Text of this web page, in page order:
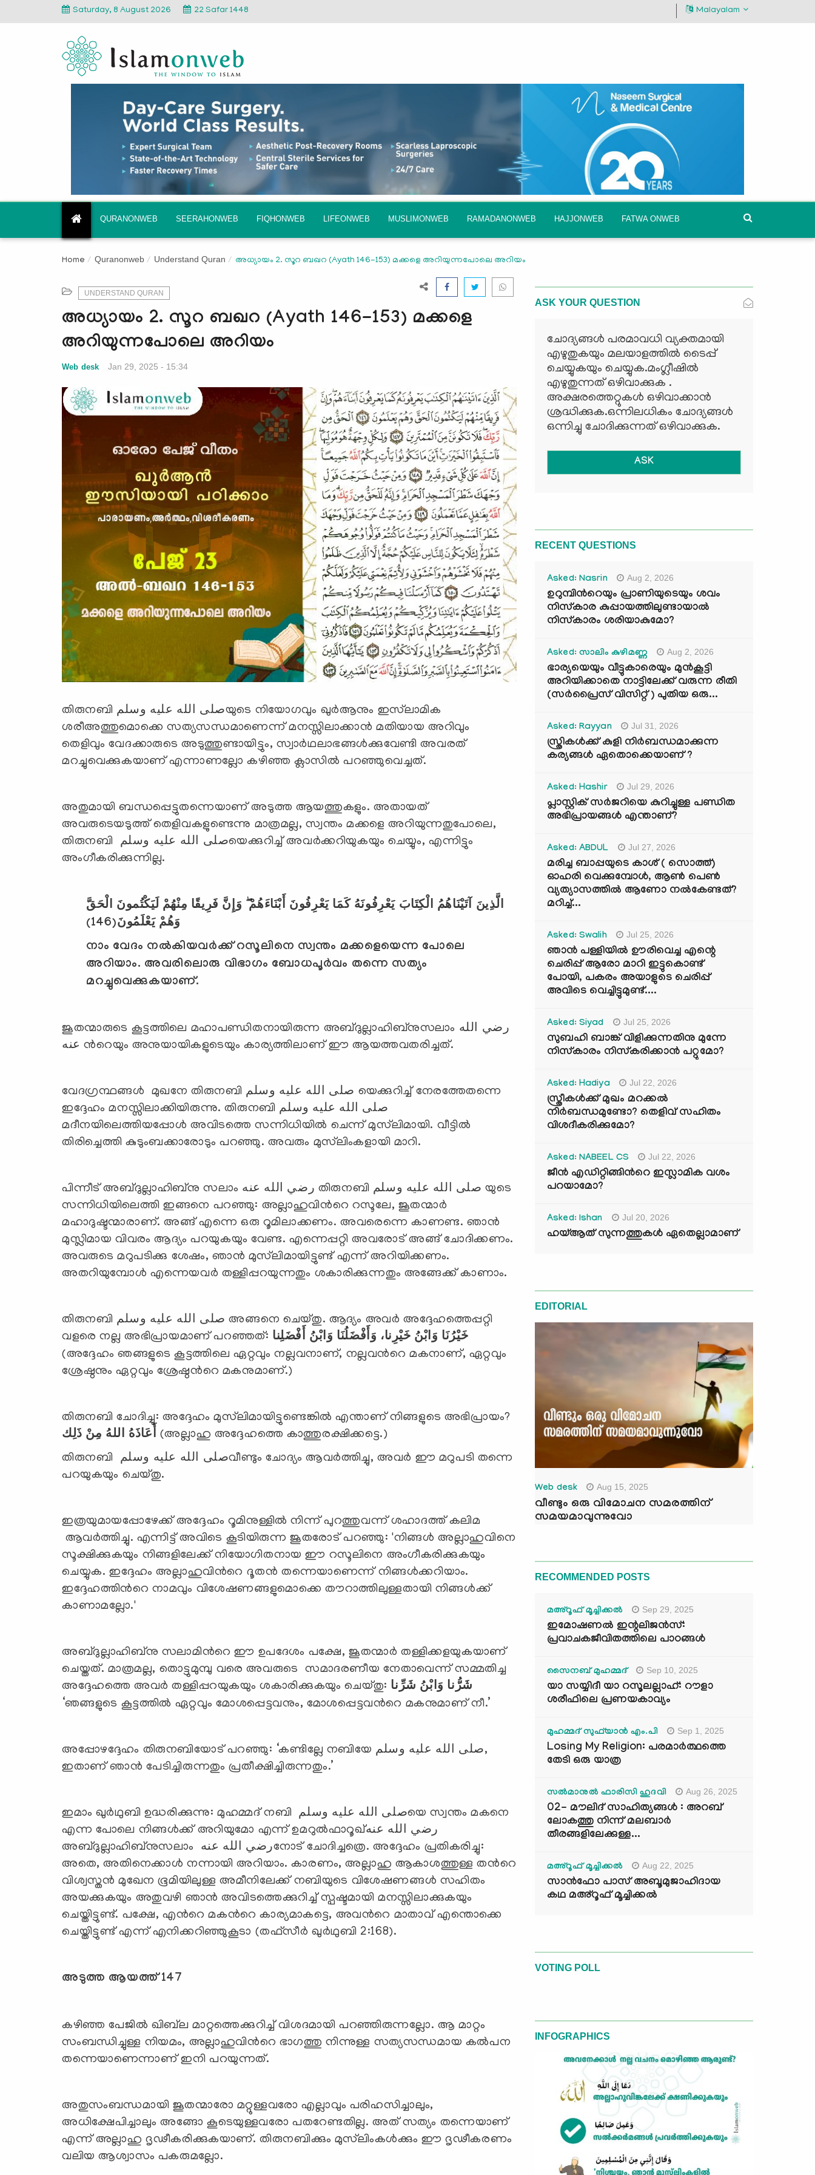
Saturday, 8 August 2026 22 Safar 1448 Malayalam
QURANONWEB SEERAHONWEB FIQHONWEB LIFEONWEB MUSLIMONWEB RAMADANONWEB HAJJONWEB FATWA ONWEB
Home Quranonweb Understand Quran അധ്യായം 2. സൂറ ബഖറ (Ayath 146-153) മക്കളെ അറിയുന്നപോലെ അറിയം
UNDERSTAND QURAN
അധ്യായം 2. സൂറ ബഖറ (Ayath 146-153) മക്കളെ
അറിയുന്നപോലെ അറിയം
Web desk Jan 29, 2025 - 15:34
തിരുനബി صلى الله عليه وسلمയുടെ നിയോഗവും ഖുര്‍ആനും ഇസ്‌ലാമിക
ശരീഅത്തുമൊക്കെ സത്യസന്ധമാണെന്ന് മനസ്സിലാക്കാന്‍ മതിയായ അറിവും
തെളിവും വേദക്കാരുടെ അടുത്തുണ്ടായിട്ടും, സ്വാര്‍ഥലാഭങ്ങള്‍ക്കുവേണ്ടി അവരത്
മറച്ചുവെക്കുകയാണ് എന്നാണല്ലോ കഴിഞ്ഞ ക്ലാസില്‍ പറഞ്ഞുവെച്ചത്.
അതുമായി ബന്ധപ്പെട്ടുതന്നെയാണ് അടുത്ത ആയത്തുകളും. അതായത്
അവരുടെയടുത്ത് തെളിവകളുണ്ടെന്നു മാത്രമല്ല, സ്വന്തം മക്കളെ അറിയുന്നതുപോലെ,
തിരുനബി صلى الله عليه وسلمയെക്കുറിച്ച് അവര്‍ക്കറിയുകയും ചെയ്യും, എന്നിട്ടും
അംഗീകരിക്കുന്നില്ല.
الَّذِينَ آتَيْنَاهُمُ الْكِتَابَ يَعْرِفُونَهُ كَمَا يَعْرِفُونَ أَبْنَاءَهُمْ ۖ وَإِنَّ فَرِيقًا مِنْهُمْ لَيَكْتُمونَ الْحَقَّ
وَهُمْ يَعْلَمُونَ(146)
നാം വേദം നല്‍കിയവര്‍ക്ക് റസൂലിനെ സ്വന്തം മക്കളെയെന്ന പോലെ
അറിയാം. അവരിലൊരു വിഭാഗം ബോധപൂര്‍വം തന്നെ സത്യം
മറച്ചുവെക്കുകയാണ്.
ജൂതന്മാരുടെ കൂട്ടത്തിലെ മഹാപണ്ഡിതനായിരുന്ന അബ്ദുല്ലാഹിബ്‌നുസലാം رضي الله
عنه ന്‍റെയും അനുയായികളുടെയും കാര്യത്തിലാണ് ഈ ആയത്തവതരിച്ചത്.
വേദഗ്രന്ഥങ്ങള്‍ മുഖനേ തിരുനബി صلى الله عليه وسلم യെക്കുറിച്ച് നേരത്തേതന്നെ
ഇദ്ദേഹം മനസ്സിലാക്കിയിരുന്നു. തിരുനബി صلى الله عليه وسلم
മദീനയിലെത്തിയപ്പോള്‍ അവിടത്തെ സന്നിധിയില്‍ ചെന്ന് മുസ്‍ലിമായി. വീട്ടില്‍
തിരിച്ചെത്തി കുടുംബക്കാരോടും പറഞ്ഞു. അവരും മുസ്‍ലിംകളായി മാറി.
പിന്നീട് അബ്ദുല്ലാഹിബ്നു സലാം رضي الله عنه തിരുനബി صلى الله عليه وسلم യുടെ
സന്നിധിയിലെത്തി ഇങ്ങനെ പറഞ്ഞു: അല്ലാഹുവിന്‍റെ റസൂലേ, ജൂതന്മാര്‍
മഹാദുഷ്ടന്മാരാണ്. അങ്ങ് എന്നെ ഒരു റൂമിലാക്കണം. അവരെന്നെ കാണണ്ട. ഞാന്‍
മുസ്ലിമായ വിവരം ആദ്യം പറയുകയും വേണ്ട. എന്നെപ്പറ്റി അവരോട് അങ്ങ് ചോദിക്കണം.
അവരുടെ മറുപടിക്കു ശേഷം, ഞാന്‍ മുസ്‌ലിമായിട്ടുണ്ട് എന്ന് അറിയിക്കണം.
അതറിയുമ്പോള്‍ എന്നെയവര്‍ തള്ളിപ്പറയുന്നതും ശകാരിക്കുന്നതും അങ്ങേക്ക് കാണാം.
തിരുനബി صلى الله عليه وسلم അങ്ങനെ ചെയ്തു. ആദ്യം അവര്‍ അദ്ദേഹത്തെപ്പറ്റി
വളരെ നല്ല അഭിപ്രായമാണ് പറഞ്ഞത്: خَيْرُنَا وَابْنُ خَيْرِنا، وَأَفْضَلُنَا وَابْنُ أَفْضَلِنا
(അദ്ദേഹം ഞങ്ങളുടെ കൂട്ടത്തിലെ ഏറ്റവും നല്ലവനാണ്, നല്ലവന്‍റെ മകനാണ്, ഏറ്റവും
ശ്രേഷ്ഠനും ഏറ്റവും ശ്രേഷ്ഠന്‍റെ മകനുമാണ്.)
തിരുനബി ചോദിച്ചു: അദ്ദേഹം മുസ്‍ലിമായിട്ടുണ്ടെങ്കില്‍ എന്താണ് നിങ്ങളുടെ അഭിപ്രായം?
أَعَاذَهُ اللهُ مِنْ ذَلِك (അല്ലാഹു അദ്ദേഹത്തെ കാത്തുരക്ഷിക്കട്ടെ.)
തിരുനബി صلى الله عليه وسلمവീണ്ടും ചോദ്യം ആവര്‍ത്തിച്ചു, അവര്‍ ഈ മറുപടി തന്നെ
പറയുകയും ചെയ്തു.
ഇത്രയുമായപ്പോഴേക്ക് അദ്ദേഹം റൂമിനുള്ളില്‍‌ നിന്ന് പുറത്തുവന്ന് ശഹാദത്ത് കലിമ
ആവര്‍ത്തിച്ചു. എന്നിട്ട് അവിടെ കൂടിയിരുന്ന ജൂതരോട് പറഞ്ഞു: 'നിങ്ങള്‍ അല്ലാഹുവിനെ
സൂക്ഷിക്കുകയും നിങ്ങളിലേക്ക് നിയോഗിതനായ ഈ റസൂലിനെ അംഗീകരിക്കുകയും
ചെയ്യുക. ഇദ്ദേഹം അല്ലാഹുവിന്‍റെ ദൂതന്‍ തന്നെയാണെന്ന് നിങ്ങള്‍ക്കറിയാം.
ഇദ്ദേഹത്തിന്‍റെ നാമവും വിശേഷണങ്ങളുമൊക്കെ തൗറാത്തിലുള്ളതായി നിങ്ങള്‍ക്ക്
കാണാമല്ലോ.'
അബ്ദുല്ലാഹിബ്നു സലാമിന്‍റെ ഈ ഉപദേശം പക്ഷേ, ജൂതന്മാര്‍ തള്ളിക്കളയുകയാണ്
ചെയ്തത്. മാത്രമല്ല, തൊട്ടുമുമ്പു വരെ അവരുടെ സമാദരണീയ നേതാവെന്ന് സമ്മതിച്ച
അദ്ദേഹത്തെ അവര്‍ തള്ളിപ്പറയുകയും ശകാരിക്കുകയും ചെയ്തു: شَرُّنا وَابْنُ شَرِّنا
‘ഞങ്ങളുടെ കൂട്ടത്തില്‍ ഏറ്റവും മോശപ്പെട്ടവനും, മോശപ്പെട്ടവന്‍റെ മകനുമാണ് നീ.’
അപ്പോഴദ്ദേഹം തിരുനബിയോട് പറഞ്ഞു: ‘കണ്ടില്ലേ നബിയേ صلى الله عليه وسلم,
ഇതാണ് ഞാന്‍ പേടിച്ചിരുന്നതും പ്രതീക്ഷിച്ചിരുന്നതും.’
ഇമാം ഖുര്‍ഥുബി ഉദ്ധരിക്കുന്നു: മുഹമ്മദ് നബി صلى الله عليه وسلمയെ സ്വന്തം മകനെ
എന്ന പോലെ നിങ്ങള്‍ക്ക് അറിയുമോ എന്ന് ഉമറുല്‍ഫാറൂഖ്رضي الله عنه
അബ്ദുല്ലാഹിബ്‌നുസലാം رضي الله عنهനോട് ചോദിച്ചത്രെ. അദ്ദേഹം പ്രതികരിച്ചു:
അതെ, അതിനെക്കാള്‍ നന്നായി അറിയാം. കാരണം, അല്ലാഹു ആകാശത്തുള്ള തന്‍റെ
വിശ്വസ്തന്‍ മുഖേന ഭൂമിയിലുള്ള അമീനിലേക്ക് നബിയുടെ വിശേഷണങ്ങള്‍ സഹിതം
അയക്കുകയും അതുവഴി ഞാന്‍ അവിടത്തെക്കുറിച്ച് സ്പഷ്ടമായി മനസ്സിലാക്കുകയും
ചെയ്തിട്ടുണ്ട്. പക്ഷേ, എന്‍റെ മകന്‍റെ കാര്യമാകട്ടെ, അവന്‍റെ മാതാവ് എന്തൊക്കെ
ചെയ്തിട്ടുണ്ട് എന്ന് എനിക്കറിഞ്ഞുകൂടാ (തഫ്‌സീര്‍ ഖുര്‍ഥുബി 2:168).
അടുത്ത ആയത്ത് 147
കഴിഞ്ഞ പേജില്‍ ഖിബ്‍ല മാറ്റത്തെക്കുറിച്ച് വിശദമായി പറഞ്ഞിരുന്നല്ലോ. ആ മാറ്റം
സംബന്ധിച്ചുള്ള നിയമം, അല്ലാഹുവിന്‍റെ ഭാഗത്തു നിന്നുള്ള സത്യസന്ധമായ കല്‍പന
തന്നെയാണെന്നാണ് ഇനി പറയുന്നത്.
അതുസംബന്ധമായി ജൂതന്മാരോ മറ്റുള്ളവരോ എല്ലാവും പരിഹസിച്ചാലും,
അധിക്ഷേപിച്ചാലും അങ്ങോ കൂടെയുള്ളവരോ പതറേണ്ടതില്ല. അത് സത്യം തന്നെയാണ്
എന്ന് അല്ലാഹു ദൃഢീകരിക്കുകയാണ്. തിരുനബിക്കും മുസ്‍ലിംകള്‍ക്കും ഈ ദൃഢീകരണം
വലിയ ആശ്വാസം പകരുമല്ലോ.
ASK YOUR QUESTION
ചോദ്യങ്ങള്‍ പരമാവധി വ്യക്തമായി
എഴുതുകയും മലയാളത്തില്‍ ടൈപ്പ്
ചെയ്യുകയും ചെയ്യുക.മംഗ്ലീഷില്‍
എഴുതുന്നത് ഒഴിവാക്കുക .
അക്ഷരത്തെറ്റുകള്‍ ഒഴിവാക്കാന്‍
ശ്രദ്ധിക്കുക.ഒന്നിലധികം ചോദ്യങ്ങള്‍
ഒന്നിച്ചു ചോദിക്കുന്നത് ഒഴിവാക്കുക.
ASK
RECENT QUESTIONS
Asked: Nasrin Aug 2, 2026
ഉറുമ്പിന്‍റെയും പ്രാണിയുടെയും ശവം
നിസ്കാര കുപ്പായത്തിലുണ്ടായാൽ
നിസ്കാരം ശരിയാകുമോ?
Asked: സാലിം കുഴിമണ്ണ Aug 2, 2026
ഭാര്യയെയും വീട്ടുകാരെയും മുൻകൂട്ടി
അറിയിക്കാതെ നാട്ടിലേക്ക് വരുന്ന രീതി
(സർപ്രൈസ് വിസിറ്റ് ) പുതിയ ഒരു...
Asked: Rayyan Jul 31, 2026
സ്ത്രികൾക്ക് കുളി നിർബന്ധമാക്കുന്ന
കര്യങ്ങൾ ഏതൊക്കെയാണ് ?
Asked: Hashir Jul 29, 2026
പ്ലാസ്റ്റിക് സർജറിയെ കുറിച്ചുള്ള പണ്ഡിത
അഭിപ്രായങ്ങൾ എന്താണ്?
Asked: ABDUL Jul 27, 2026
മരിച്ച ബാപ്പയുടെ കാശ് ( സൊത്ത്)
ഓഹരി വെക്കുമ്പോൾ, ആണ്‍ പെണ്‍
വ്യത്യാസത്തില്‍ ആണോ നല്‍കേണ്ടത്?
മറിച്ച്...
Asked: Swalih Jul 25, 2026
ഞാൻ പള്ളിയിൽ ഊരിവെച്ച എന്റെ
ചെരിപ്പ് ആരോ മാറി ഇട്ടുകൊണ്ട്
പോയി, പകരം അയാളുടെ ചെരിപ്പ്
അവിടെ വെച്ചിട്ടുമുണ്ട്....
Asked: Siyad Jul 25, 2026
സുബഹി ബാങ്ക് വിളിക്കുന്നതിനു മുന്നേ
നിസ്കാരം നിസ്കരിക്കാൻ പറ്റുമോ?
Asked: Hadiya Jul 22, 2026
സ്ത്രീകൾക്ക് മുഖം മറക്കൽ
നിർബന്ധമുണ്ടോ? തെളിവ് സഹിതം
വിശദീകരിക്കുമോ?
Asked: NABEEL CS Jul 22, 2026
ജീൻ എഡിറ്റിങ്ങിന്‍റെ ഇസ്ലാമിക വശം
പറയാമോ?
Asked: Ishan Jul 20, 2026
ഹയ്ആത് സുന്നത്തുകൾ ഏതെല്ലാമാണ്
EDITORIAL
Web desk Aug 15, 2025
വീണ്ടും ഒരു വിമോചന സമരത്തിന്
സമയമാവുന്നുവോ
RECOMMENDED POSTS
മഅ്റൂഫ് മൂച്ചിക്കല്‍ Sep 29, 2025
ഇമോഷണൽ ഇന്റലിജൻസ്:
പ്രവാചകജീവിതത്തിലെ പാഠങ്ങൾ
സൈനബ് മുഹമ്മദ് Sep 10, 2025
യാ സയ്യിദീ യാ റസൂലല്ലാഹ്: റൗളാ
ശരീഫിലെ പ്രണയകാവ്യം
മുഹമ്മദ് സുഫ്‌യാൻ എം.പി Sep 1, 2025
Losing My Religion: പരമാർത്ഥത്തെ
തേടി ഒരു യാത്ര
സൽമാനുൽ ഫാരിസി ഹുദവി Aug 26, 2025
02- മൗലിദ് സാഹിത്യങ്ങൾ : അറബ്
ലോകത്തു നിന്ന് മലബാർ
തീരങ്ങളിലേക്കുള്ള...
മഅ്റൂഫ് മൂച്ചിക്കല്‍ Aug 22, 2025
സാൻഫോ പാസ് അബൂമുജാഹിദായ
കഥ മഅ്റൂഫ് മൂച്ചിക്കല്‍
VOTING POLL
INFOGRAPHICS